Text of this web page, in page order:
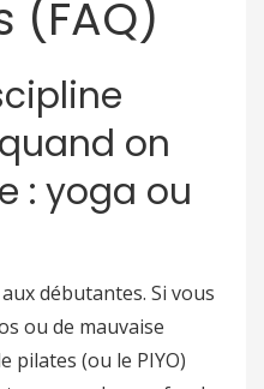
(FAQ)
on
: yoga ou
débutantes. Si vous
ou de mauvaise
pilates (ou le PIYO)